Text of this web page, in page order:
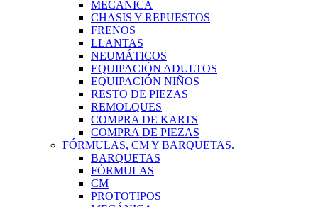
MECANICA
CHASIS Y REPUESTOS
FRENOS
LLANTAS
NEUMÁTICOS
EQUIPACIÓN ADULTOS
EQUIPACIÓN NIÑOS
RESTO DE PIEZAS
REMOLQUES
COMPRA DE KARTS
COMPRA DE PIEZAS
FÓRMULAS, CM Y BARQUETAS.
BARQUETAS
FÓRMULAS
CM
PROTOTIPOS